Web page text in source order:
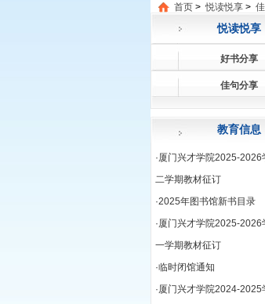
首页 >悦读悦享 >
悦读悦享
好书分享
佳句分享
教育信息
·厦门兴才学院2025-2026
二学期教材征订
·2025年图书馆新书目录
·厦门兴才学院2025-2026
一学期教材征订
·临时闭馆通知
·厦门兴才学院2024-2025